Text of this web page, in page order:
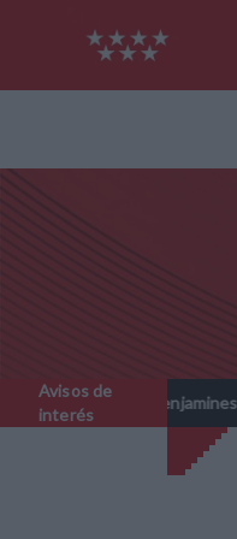
Avisos de
interés
- Nuevo modelo